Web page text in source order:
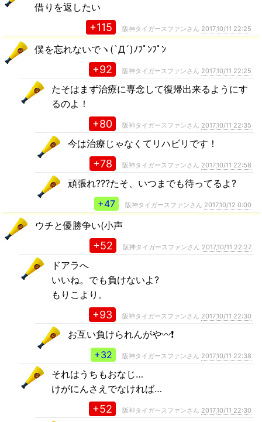
借りを返したい
+115 阪神タイガースファンさん 2017,10/11 22:25
僕を忘れないでヽ(`Д´)ﾉﾌﾟﾝﾌﾟﾝ
+92 阪神タイガースファンさん 2017,10/11 22:25
たそはまず治療に専念して復帰出来るようにす
るのよ！
+80 阪神タイガースファンさん 2017,10/11 22:35
今は治療じゃなくてリハビリです！
+78 阪神タイガースファンさん 2017,10/11 22:58
頑張れ???たそ、いつまでも待ってるよ?
+47
阪神タイガースファンさん 2017,10/12 0:00
ウチと優勝争い(小声
+52 阪神タイガースファンさん 2017,10/11 22:27
ドアラへ
いいね。でも負けないよ?
もりこより。
+93 阪神タイガースファンさん 2017,10/11 22:30
お互い負けられんがや〰️❗
+32
阪神タイガースファンさん 2017,10/11 22:38
それはうちもおなじ…
けがにんさえでなければ…
+52 阪神タイガースファンさん 2017,10/11 22:30